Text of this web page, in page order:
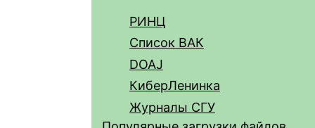
РИНЦ
Список ВАК
DOAJ
КиберЛенинка
Журналы СГУ